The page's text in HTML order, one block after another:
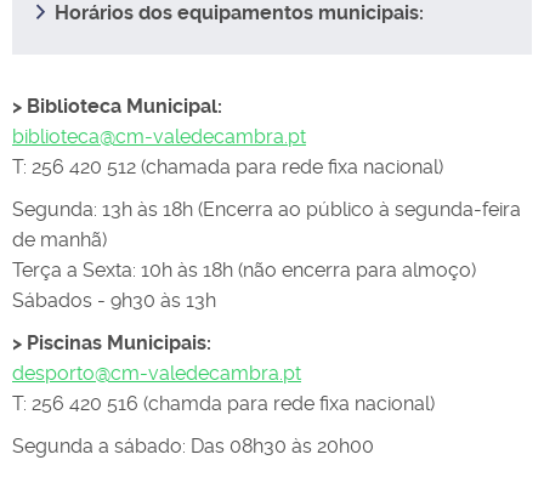
Horários dos equipamentos municipais:
> Biblioteca Municipal:
biblioteca@cm-valedecambra.pt
T: 256 420 512 (chamada para rede fixa nacional)
Segunda: 13h às 18h (Encerra ao público à segunda-feira
de manhã)
Terça a Sexta: 10h às 18h (não encerra para almoço)
Sábados - 9h30 às 13h
> Piscinas Municipais:
desporto@cm-valedecambra.pt
T: 256 420 516 (chamda para rede fixa nacional)
Segunda a sábado: Das 08h30 às 20h00